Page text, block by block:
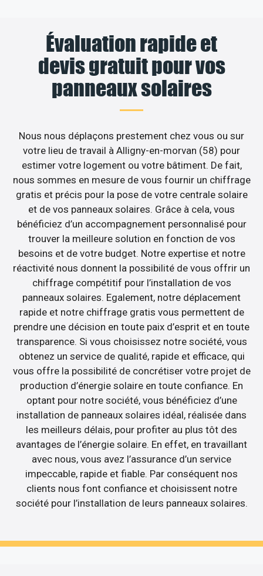
Évaluation rapide et
devis gratuit pour vos
panneaux solaires
Nous nous déplaçons prestement chez vous ou sur
votre lieu de travail à Alligny-en-morvan (58) pour
estimer votre logement ou votre bâtiment. De fait,
nous sommes en mesure de vous fournir un chiffrage
gratis et précis pour la pose de votre centrale solaire
et de vos panneaux solaires. Grâce à cela, vous
bénéficiez d’un accompagnement personnalisé pour
trouver la meilleure solution en fonction de vos
besoins et de votre budget. Notre expertise et notre
réactivité nous donnent la possibilité de vous offrir un
chiffrage compétitif pour l’installation de vos
panneaux solaires. Egalement, notre déplacement
rapide et notre chiffrage gratis vous permettent de
prendre une décision en toute paix d’esprit et en toute
transparence. Si vous choisissez notre société, vous
obtenez un service de qualité, rapide et efficace, qui
vous offre la possibilité de concrétiser votre projet de
production d’énergie solaire en toute confiance. En
optant pour notre société, vous bénéficiez d’une
installation de panneaux solaires idéal, réalisée dans
les meilleurs délais, pour profiter au plus tôt des
avantages de l’énergie solaire. En effet, en travaillant
avec nous, vous avez l’assurance d’un service
impeccable, rapide et fiable. Par conséquent nos
clients nous font confiance et choisissent notre
société pour l’installation de leurs panneaux solaires.